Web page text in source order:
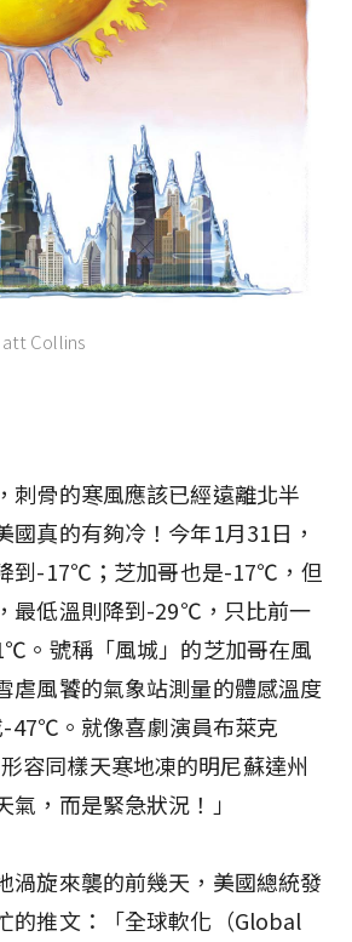
Collins
刺骨的寒風應該已經遠離北半
國真的有夠冷！今年1月31日，
到-17℃；芝加哥也是-17℃，但
最低溫則降到-29℃，只比前一
。號稱「風城」的芝加哥在風
虐風饕的氣象站測量的體感溫度
。就像喜劇演員布萊克
容同樣天寒地凍的明尼蘇達州
氣，而是緊急狀況！」
渦旋來襲的前幾天，美國總統發
的推文：「全球軟化（Global